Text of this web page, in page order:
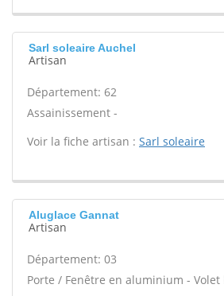
Sarl soleaire Auchel
Artisan
Département: 62
Assainissement -
Voir la fiche artisan : Sarl soleaire
Aluglace Gannat
Artisan
Département: 03
Porte / Fenêtre en aluminium -